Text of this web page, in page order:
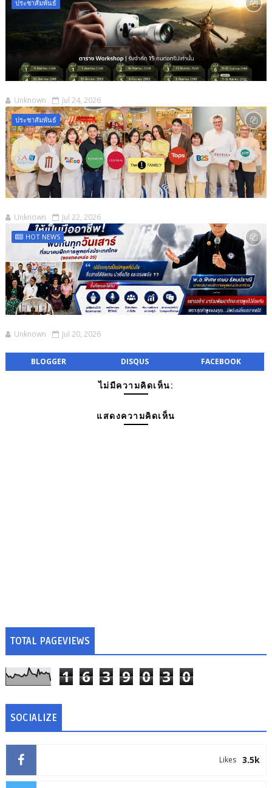
ประชาสัมพันธ์
Unknown Jul 24, 2026
ประชาสัมพันธ์
Unknown Jul 22, 2026
HOT NEWS
Unknown Jul 20, 2026
BLOGGER DISQUS FACEBOOK
ไม่มีความคิดเห็น:
แสดงความคิดเห็น
TOTAL PAGEVIEWS
1 6 3 9 0 3 0
SOCIALIZE
3.5k
Likes